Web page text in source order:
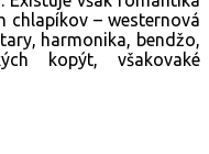
chlapíkov – westernová
harmonika, bendžo,
kopýt, všakovaké